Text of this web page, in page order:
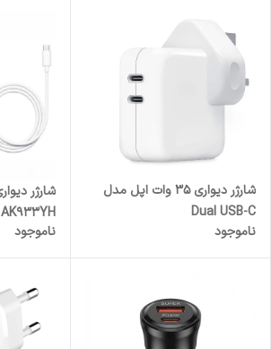
شارژر دیواری 35 وات اپل مدل
Dual USB-C
ناموجود
AK933YH به همراه کابل USB-C
ناموجود